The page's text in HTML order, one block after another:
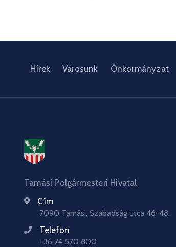
Hírek Városunk Önkormányzat
Tamási Polgármesteri Hivatal
Cím
7090 Tamási, Szabadság utca 46-48.
Telefon
+36 74 570 800